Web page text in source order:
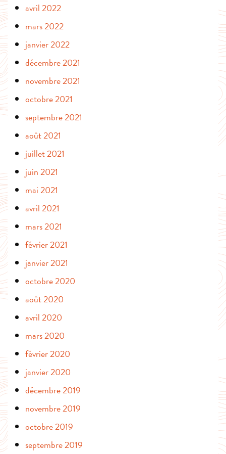
avril 2022
mars 2022
janvier 2022
décembre 2021
novembre 2021
octobre 2021
septembre 2021
août 2021
juillet 2021
juin 2021
mai 2021
avril 2021
mars 2021
février 2021
janvier 2021
octobre 2020
août 2020
avril 2020
mars 2020
février 2020
janvier 2020
décembre 2019
novembre 2019
octobre 2019
septembre 2019